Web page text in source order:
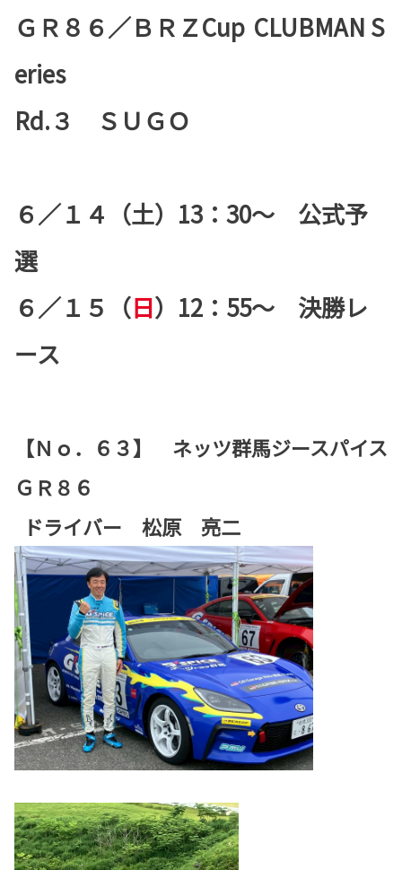
ＧＲ８６／ＢＲＺCup CLUBMAN S
eries
Rd.３ ＳＵＧＯ
６／１４（土）13：30～ 公式予
選
６／１５（日）12：55～ 決勝レ
ース
【Ｎｏ．６３】 ネッツ群馬ジースパイス
ＧＲ８６
ドライバー 松原 亮二